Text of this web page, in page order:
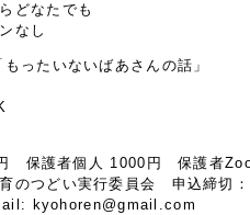
どなたでも
なし
ったいないばあさんの話」
保護者個人 1000円 保護者
のつどい実行委員会 申込締切
kyohoren@gmail.com